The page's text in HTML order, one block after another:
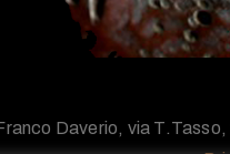
Daverio, via